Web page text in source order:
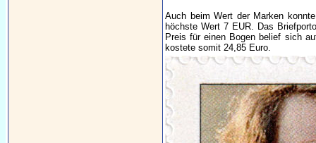
Auch beim Wert der Marken
höchste Wert 7 EUR. Das
Preis für einen Bogen belief sich
kostete somit 24,85 Euro.